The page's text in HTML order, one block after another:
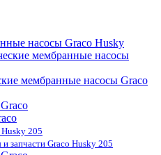
насосы Graco Husky
мембранные насосы Graco
205
запчасти Graco Husky 205